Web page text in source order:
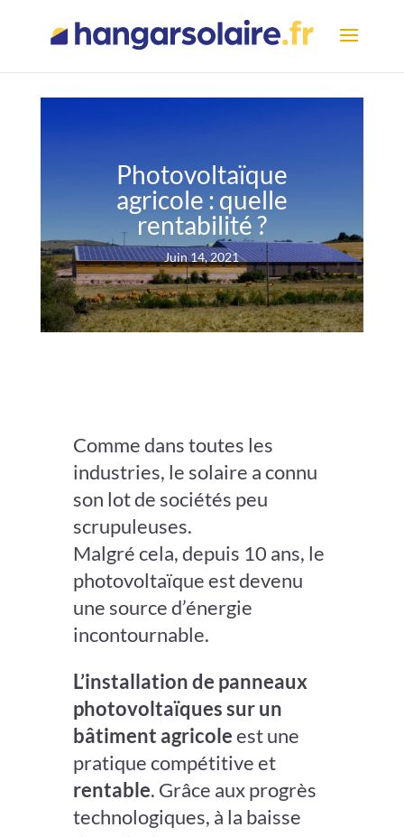
Photovoltaïque
agricole : quelle
rentabilité ?
Juin 14, 2021
Comme dans toutes les
industries, le solaire a connu
son lot de sociétés peu
scrupuleuses.
Malgré cela, depuis 10 ans, le
photovoltaïque est devenu
une source d’énergie
incontournable.
L’installation de panneaux
photovoltaïques sur un
bâtiment agricoleest une
pratique compétitive et
rentable. Grâce aux progrès
technologiques, à la baisse